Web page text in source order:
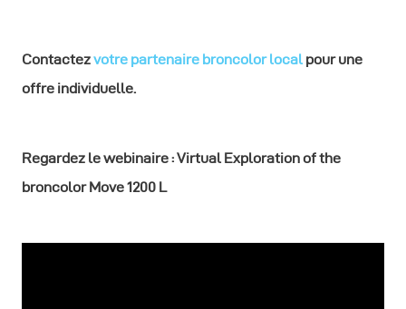
Contactezvotre partenaire broncolor local pour une
offre individuelle.
Regardez lewebinaire : Virtual Exploration of the
broncolor Move 1200 L